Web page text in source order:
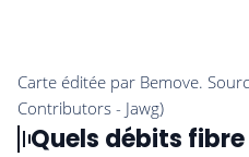
Quels débits